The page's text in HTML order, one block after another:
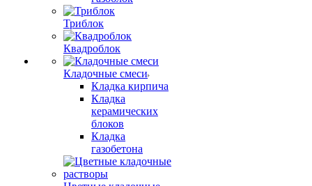
Триблок
Квадроблок
Кладочные смеси
Кладка кирпича
Кладка
керамических
блоков
Кладка
газобетона